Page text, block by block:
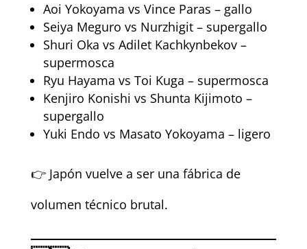
Aoi Yokoyama vs Vince Paras – gallo
Seiya Meguro vs Nurzhigit – supergallo
Shuri Oka vs Adilet Kachkynbekov –
supermosca
Ryu Hayama vs Toi Kuga – supermosca
Kenjiro Konishi vs Shunta Kijimoto –
supergallo
Yuki Endo vs Masato Yokoyama – ligero
👉 Japón vuelve a ser una fábrica de
volumen técnico brutal.